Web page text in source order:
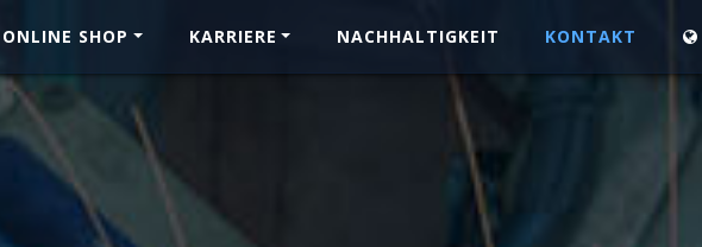
ONLINE SHOP KARRIERE NACHHALTIGKEIT KONTAKT